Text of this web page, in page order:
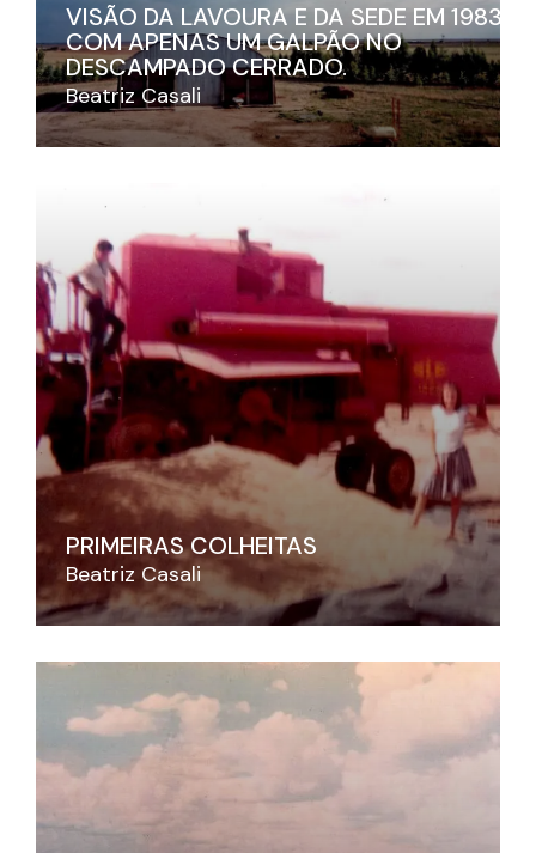
VISÃO DA LAVOURA E DA SEDE EM 1983,
COM APENAS UM GALPÃO NO
DESCAMPADO CERRADO.
Beatriz Casali
PRIMEIRAS COLHEITAS
Beatriz Casali